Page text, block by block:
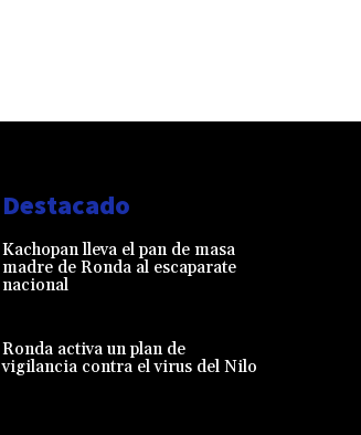
Destacado
Kachopan lleva el pan de masa
madre de Ronda al escaparate
nacional
Ronda activa un plan de
vigilancia contra el virus del Nilo